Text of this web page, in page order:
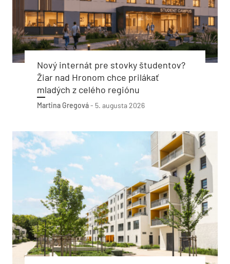
Nový internát pre stovky študentov?
Žiar nad Hronom chce prilákať
mladých z celého regiónu
Martina Gregová- 5. augusta 2026